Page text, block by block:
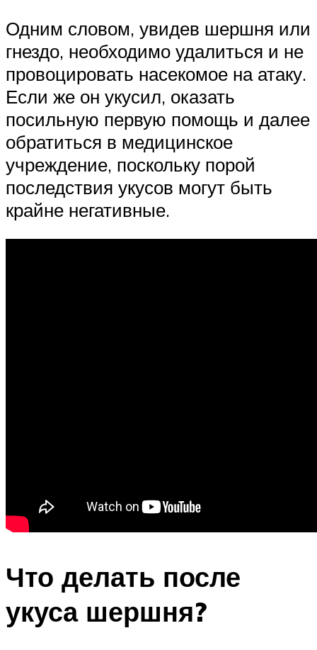
Одним словом, увидев шершня или
гнездо, необходимо удалиться и не
провоцировать насекомое на атаку.
Если же он укусил, оказать
посильную первую помощь и далее
обратиться в медицинское
учреждение, поскольку порой
последствия укусов могут быть
крайне негативные.
Что делать после
укуса шершня?